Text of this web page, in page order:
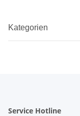
Kategorien
Service Hotline